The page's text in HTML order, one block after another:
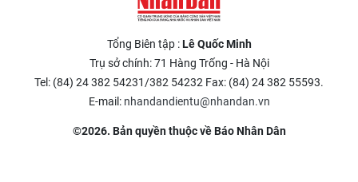
Tổng Biên tập :Lê Quốc Minh
Trụ sở chính: 71 Hàng Trống - Hà Nội
Tel: (84) 24 382 54231/382 54232 Fax: (84) 24 382 55593.
E-mail: nhandandientu@nhandan.vn
©2026. Bản quyền thuộc về Báo Nhân Dân